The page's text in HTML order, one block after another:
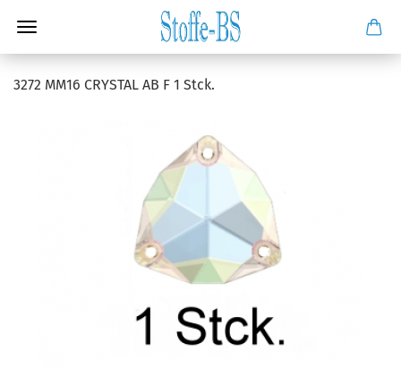
3272 MM16 CRYSTAL AB F 1 Stck.